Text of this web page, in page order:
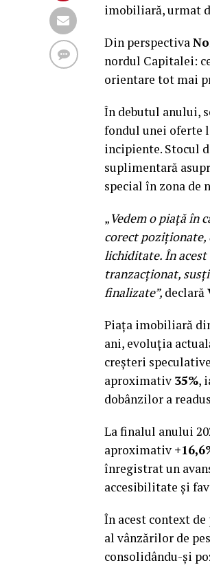
imobiliară, urmat
Din perspectiva
nordul Capitalei:
orientare tot mai
În debutul anului,
fondul unei oferte
incipiente. Stocul
suplimentară
special în zona de
„Vedem o piață în
corect poziționate,
lichiditate. În
tranzacționat,
finalizate”, declară
Piața imobiliară
ani, evoluția
creșteri
aproximativ 35%,
dobânzilor a
La finalul anului
aproximativ
înregistrat un
accesibilitate și
În acest context
al vânzărilor de
consolidându-și